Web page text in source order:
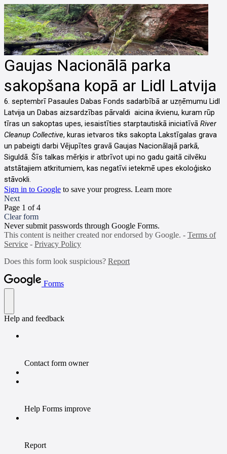
Gaujas Nacionālā parka
sakopšana kopā ar Lidl Latvija
6. septembrī Pasaules Dabas Fonds sadarbībā ar uzņēmumu Lidl
Latvija un Dabas aizsardzības pārvaldi aicina ikvienu, kuram rūp
tīras un sakoptas upes, iesaistīties starptautiskā iniciatīvā River
Cleanup Collective, kuras ietvaros tiks sakopta Lakstīgalas grava
un pabeigti darbi Vējupītes gravā Gaujas Nacionālajā parkā,
Siguldā. Šīs talkas mērķis ir atbrīvot upi no gadu gaitā cilvēku
atstātajiem atkritumiem, kas negatīvi ietekmē upes ekoloģisko
stāvokli.
Sign in to Google to save your progress. Learn more
Next
Page 1 of 4
Clear form
Never submit passwords through Google Forms.
This content is neither created nor endorsed by Google. - Terms of
Service - Privacy Policy
Does this form look suspicious? Report
Forms
Help and feedback
Contact form owner
Help Forms improve
Report